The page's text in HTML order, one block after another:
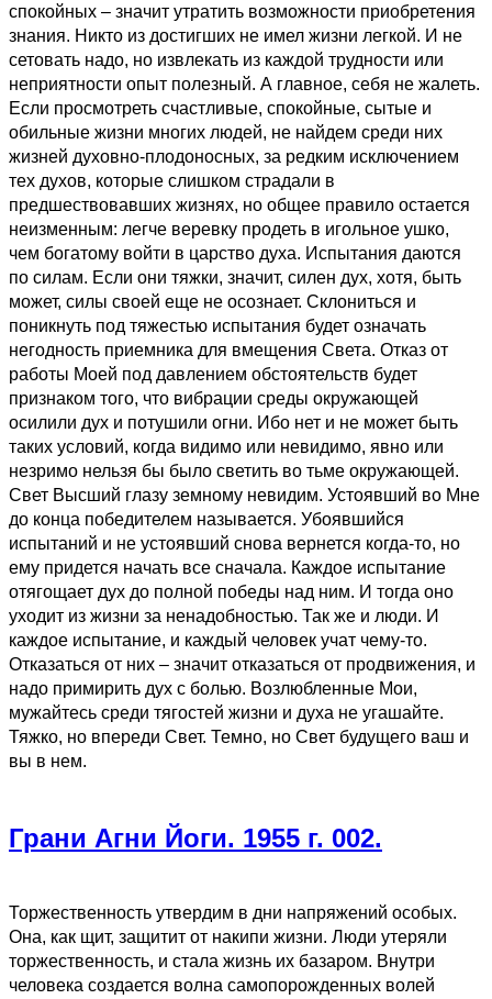
спокойных – значит утратить возможности приобретения
знания. Никто из достигших не имел жизни легкой. И не
сетовать надо, но извлекать из каждой трудности или
неприятности опыт полезный. А главное, себя не жалеть.
Если просмотреть счастливые, спокойные, сытые и
обильные жизни многих людей, не найдем среди них
жизней духовно-плодоносных, за редким исключением
тех духов, которые слишком страдали в
предшествовавших жизнях, но общее правило остается
неизменным: легче веревку продеть в игольное ушко,
чем богатому войти в царство духа. Испытания даются
по силам. Если они тяжки, значит, силен дух, хотя, быть
может, силы своей еще не осознает. Склониться и
поникнуть под тяжестью испытания будет означать
негодность приемника для вмещения Света. Отказ от
работы Моей под давлением обстоятельств будет
признаком того, что вибрации среды окружающей
осилили дух и потушили огни. Ибо нет и не может быть
таких условий, когда видимо или невидимо, явно или
незримо нельзя бы было светить во тьме окружающей.
Свет Высший глазу земному невидим. Устоявший во Мне
до конца победителем называется. Убоявшийся
испытаний и не устоявший снова вернется когда-то, но
ему придется начать все сначала. Каждое испытание
отягощает дух до полной победы над ним. И тогда оно
уходит из жизни за ненадобностью. Так же и люди. И
каждое испытание, и каждый человек учат чему-то.
Отказаться от них – значит отказаться от продвижения, и
надо примирить дух с болью. Возлюбленные Мои,
мужайтесь среди тягостей жизни и духа не угашайте.
Тяжко, но впереди Свет. Темно, но Свет будущего ваш и
вы в нем.
Грани Агни Йоги. 1955 г. 002.
Торжественность утвердим в дни напряжений особых.
Она, как щит, защитит от накипи жизни. Люди утеряли
торжественность, и стала жизнь их базаром. Внутри
человека создается волна самопорожденных волей